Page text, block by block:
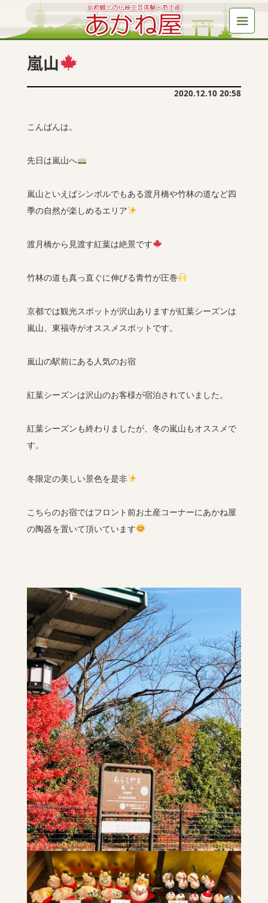
嵐山
2020.12.10 20:58
こんばんは。
先日は嵐山へ
嵐山といえばシンボルでもある渡月橋や竹林の道など四
季の自然が楽しめるエリア
渡月橋から見渡す紅葉は絶景です
竹林の道も真っ直ぐに伸びる青竹が圧巻
京都では観光スポットが沢山ありますが紅葉シーズンは
嵐山、東福寺がオススメスポットです。
嵐山の駅前にある人気のお宿
紅葉シーズンは沢山のお客様が宿泊されていました。
紅葉シーズンも終わりましたが、冬の嵐山もオススメで
す。
冬限定の美しい景色を是非
こちらのお宿ではフロント前お土産コーナーにあかね屋
の陶器を置いて頂いています